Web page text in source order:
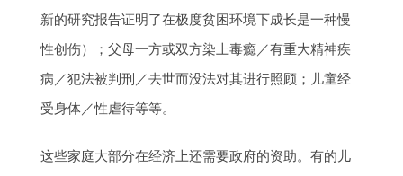
新的研究报告证明了在极度贫困环境下成长是一种慢
性创伤）；父母一方或双方染上毒瘾／有重大精神疾
病／犯法被判刑／去世而没法对其进行照顾；儿童经
受身体／性虐待等等。
这些家庭大部分在经济上还需要政府的资助。有的儿